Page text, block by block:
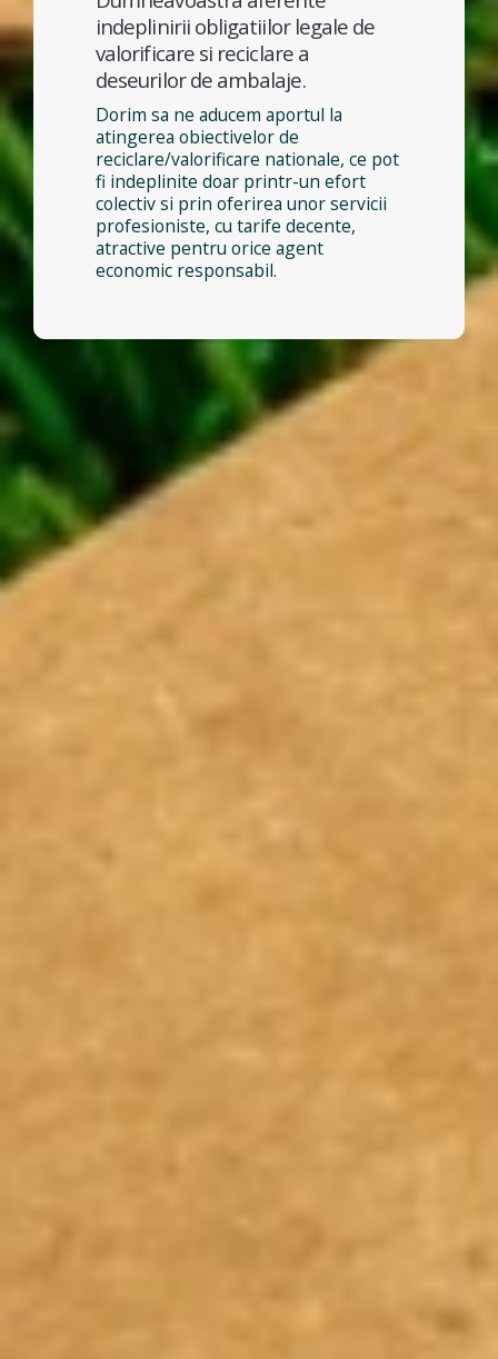
indeplinirii obligatiilor legale de
valorificare si reciclare a
deseurilor de ambalaje.
Dorim sa ne aducem aportul la
atingerea obiectivelor de
reciclare/valorificare nationale, ce pot
fi indeplinite doar printr-un efort
colectiv si prin oferirea unor servicii
profesioniste, cu tarife decente,
atractive pentru orice agent
economic responsabil.